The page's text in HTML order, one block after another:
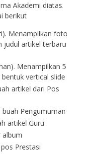
Akademi diatas.
berikut
Menampilkan foto
judul artikel terbaru
Menampilkan 5
vertical slide
artikel dari Pos
Pengumuman
artikel Guru
album
Prestasi